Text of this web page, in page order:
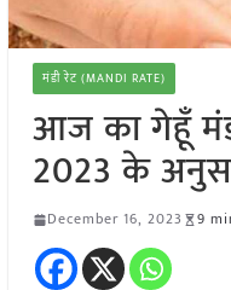
मंडी रेट (MANDI RATE)
आज का गेहूँ
2023 के
December 16, 2023 9